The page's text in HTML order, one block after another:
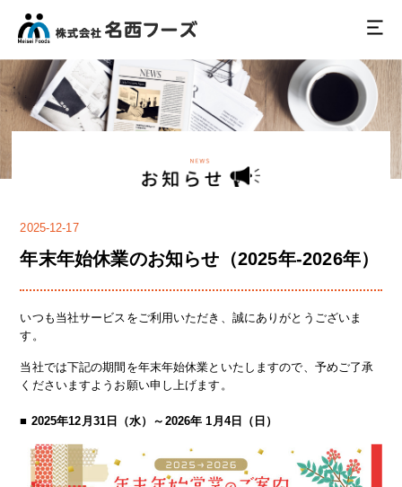
2025-12-17
年末年始休業のお知らせ（2025年-2026年）
いつも当社サービスをご利用いただき、誠にありがとうございま
す。
当社では下記の期間を年末年始休業といたしますので、予めご了承
くださいますようお願い申し上げます。
■ 2025年12月31日（水）～2026年 1月4日（日）